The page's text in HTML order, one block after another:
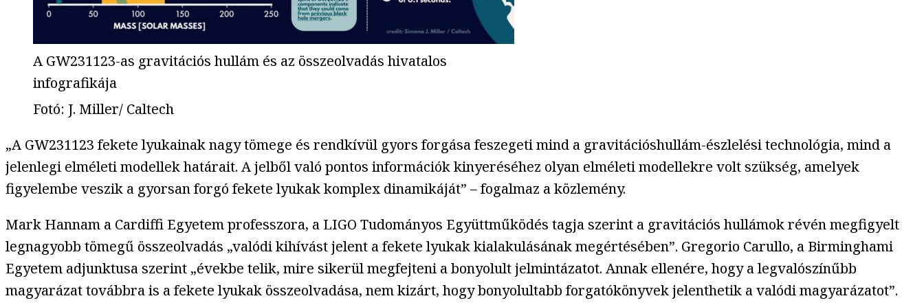
A GW231123-as gravitációs hullám és az összeolvadás hivatalos
infografikája
Fotó: J. Miller/ Caltech
„A GW231123 fekete lyukainak nagy tömege és rendkívül gyors forgása feszegeti mind a gravitációshullám-észlelési technológia, mind a
jelenlegi elméleti modellek határait. A jelből való pontos információk kinyeréséhez olyan elméleti modellekre volt szükség, amelyek
figyelembe veszik a gyorsan forgó fekete lyukak komplex dinamikáját” – fogalmaz a közlemény.
Mark Hannam a Cardiffi Egyetem professzora, a LIGO Tudományos Együttműködés tagja szerint a gravitációs hullámok révén megfigyelt
legnagyobb tömegű összeolvadás „valódi kihívást jelent a fekete lyukak kialakulásának megértésében”. Gregorio Carullo, a Birminghami
Egyetem adjunktusa szerint „évekbe telik, mire sikerül megfejteni a bonyolult jelmintázatot. Annak ellenére, hogy a legvalószínűbb
magyarázat továbbra is a fekete lyukak összeolvadása, nem kizárt, hogy bonyolultabb forgatókönyvek jelenthetik a valódi magyarázatot”.